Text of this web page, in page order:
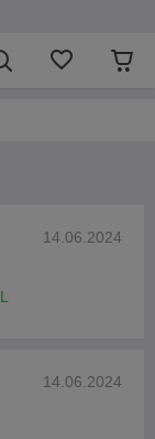
14.06.2024
14.06.2024